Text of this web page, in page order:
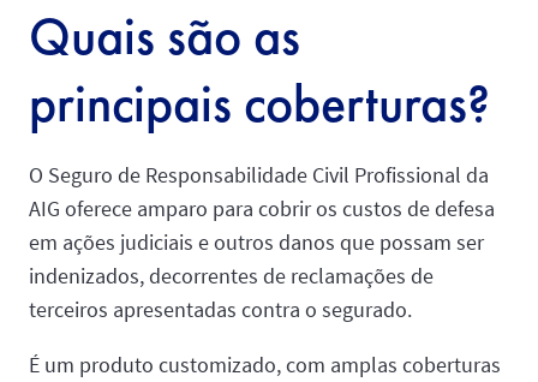
Quais são as
principais coberturas?
O Seguro de Responsabilidade Civil Profissional da
AIG oferece amparo para cobrir os custos de defesa
em ações judiciais e outros danos que possam ser
indenizados, decorrentes de reclamações de
terceiros apresentadas contra o segurado.
É um produto customizado, com amplas coberturas